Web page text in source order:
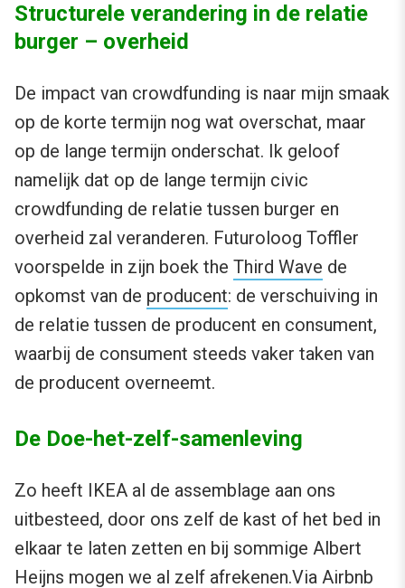
Structurele verandering in de relatie
burger – overheid
De impact van crowdfunding is naar mijn smaak
op de korte termijn nog wat overschat, maar
op de lange termijn onderschat. Ik geloof
namelijk dat op de lange termijn civic
crowdfunding de relatie tussen burger en
overheid zal veranderen. Futuroloog Toffler
voorspelde in zijn boek the Third Wave de
opkomst van de producent: de verschuiving in
de relatie tussen de producent en consument,
waarbij de consument steeds vaker taken van
de producent overneemt.
De Doe-het-zelf-samenleving
Zo heeft IKEA al de assemblage aan ons
uitbesteed, door ons zelf de kast of het bed in
elkaar te laten zetten en bij sommige Albert
Heijns mogen we al zelf afrekenen.Via Airbnb